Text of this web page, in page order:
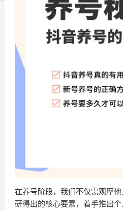
在养号阶段，我们不仅需观摩
研得出的核心要素，着手推出